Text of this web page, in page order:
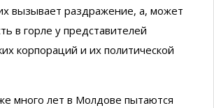
вызывает раздражение, а, может
в горле у представителей
корпораций и их политической
много лет в Молдове пытаются